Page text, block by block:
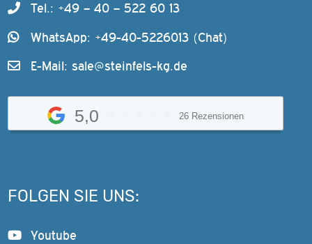
Tel.: +49 – 40 – 522 60 13
WhatsApp: +49-40-5226013 (Chat)
E-Mail: sale@steinfels-kg.de
5,0 26 Rezensionen
FOLGEN SIE UNS:
Youtube